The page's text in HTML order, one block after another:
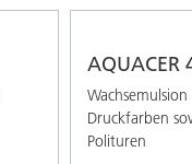
AQUACER
Druckfarben
Polituren